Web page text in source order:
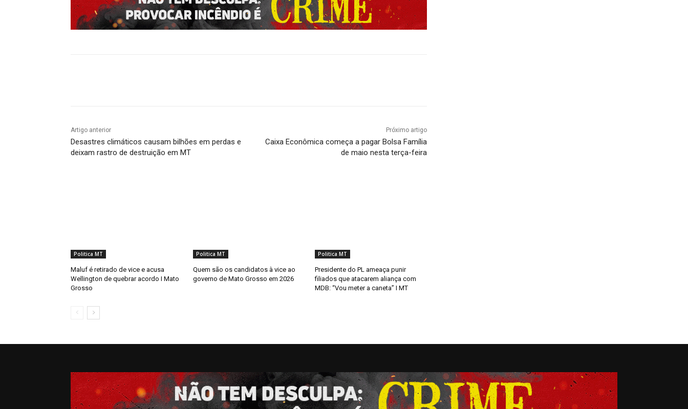
Artigo anterior
Desastres climáticos causam bilhões em perdas e
deixam rastro de destruição em MT
Próximo artigo
Caixa Econômica começa a pagar Bolsa Família
de maio nesta terça-feira
Politica MT
Maluf é retirado de vice e acusa
Wellington de quebrar acordo I Mato
Grosso
Politica MT
Quem são os candidatos à vice ao
governo de Mato Grosso em 2026
Politica MT
Presidente do PL ameaça punir
filiados que atacarem aliança com
MDB: “Vou meter a caneta” I MT